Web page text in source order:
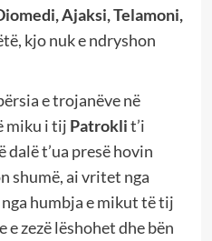
Ajaksi, Telamoni,
kjo nuk e ndryshon
e trojanëve në
miku i tij Patroklit’i
dalë t’ua presë hovin
shumë, ai vritet nga
humbja e mikut të tij
e zezë lëshohet dhe bën